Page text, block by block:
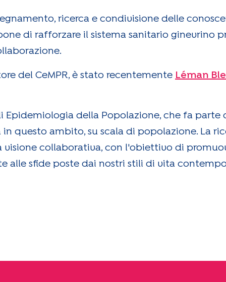
ricerca e condivisione delle
di rafforzare il sistema sanitario ginevrino
del CeMPR, è stato recentemente Léman
Epidemiologia della Popolazione, che fa
questo ambito, su scala di popolazione. La
visione collaborativa, con l'obiettivo di
alle sfide poste dai nostri stili di vita